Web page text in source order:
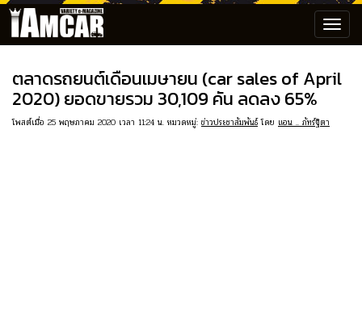
ตลาดรถยนต์เดือนเมษายน (car sales of April
2020) ยอดขายรวม 30,109 คัน ลดลง 65%
โพสต์เมื่อ 25 พฤษภาคม 2020 เวลา 11:24 น. หมวดหมู่: ข่าวประชาสัมพันธ์โดย แอน .. ภัทร์ฐิตา